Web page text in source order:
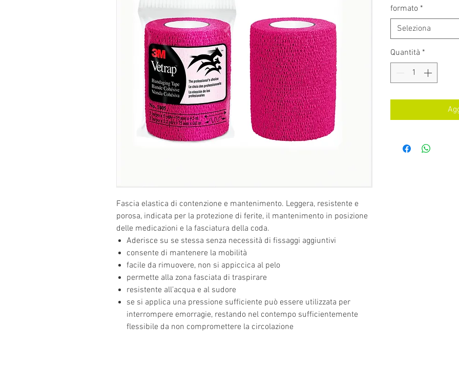
Fascia elastica di contenzione e mantenimento. Leggera, resistente e
porosa, indicata per la protezione di ferite, il mantenimento in posizione
delle medicazioni e la fasciatura della coda.
Aderisce su se stessa senza necessità di fissaggi aggiuntivi
consente di mantenere la mobilità
facile da rimuovere, non si appiccica al pelo
permette alla zona fasciata di traspirare
resistente all’acqua e al sudore
se si applica una pressione sufficiente può essere utilizzata per
interrompere emorragie, restando nel contempo sufficientemente
flessibile da non compromettere la circolazione
formato *
Seleziona
Quantità *